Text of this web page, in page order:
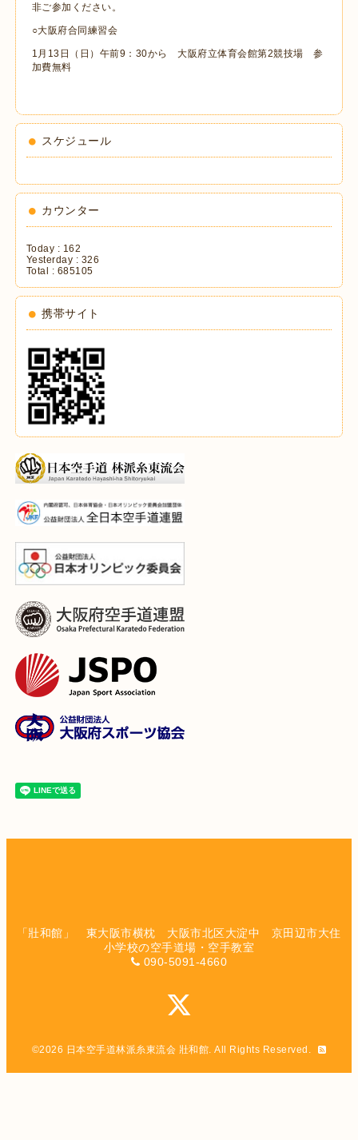
非ご参加ください。
○大阪府合同練習会
1月13日（日）午前9：30から 大阪府立体育会館第2競技場 参
加費無料
スケジュール
カウンター
Today : 162
Yesterday : 326
Total : 685105
携帯サイト
「壯和館」 東大阪市横枕 大阪市北区大淀中 京田辺市大住
小学校の空手道場・空手教室
090-5091-4660
©2026 日本空手道林派糸東流会 壯和館. All Rights Reserved.